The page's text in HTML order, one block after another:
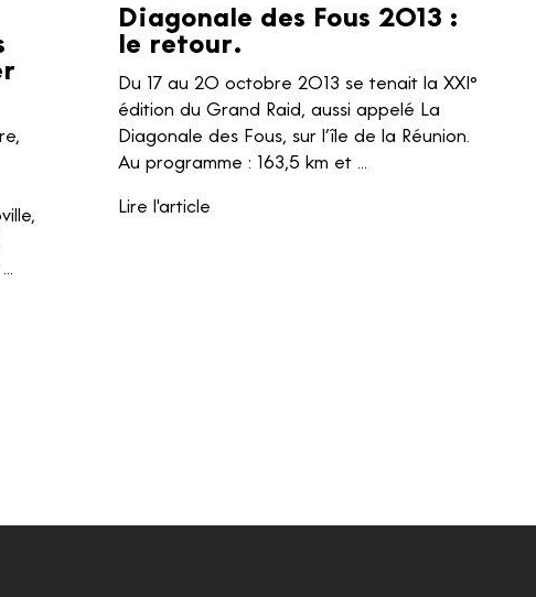
Diagonale des Fous 2013 :
le retour.
Du 17 au 20 octobre 2013 se tenait la XXI°
édition du Grand Raid, aussi appelé La
Diagonale des Fous, sur l’île de la Réunion.
Au programme : 163,5 km et ...
Lire l'article